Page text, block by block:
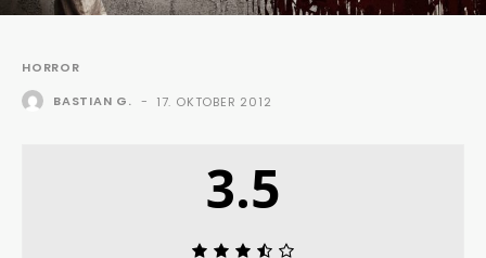
HORROR
BASTIAN G. - 17. OKTOBER 2012
3.5